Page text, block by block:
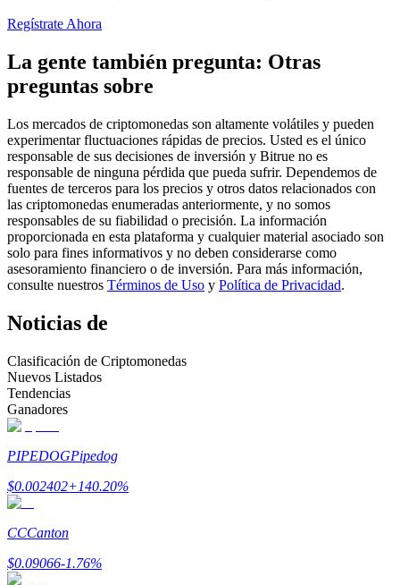
Copiar Trading
Únete a los mejores traders
Conviértete en un Trader de Copia
Disfruta del reparto de beneficios y comisiones de copy trading
Información
Análisis de big data que incluye información comercial, etc.
Regístrate Ahora
La gente también pregunta: Otras
preguntas sobre
Los mercados de criptomonedas son altamente volátiles y pueden
experimentar fluctuaciones rápidas de precios. Usted es el único
responsable de sus decisiones de inversión y Bitrue no es
responsable de ninguna pérdida que pueda sufrir. Dependemos de
fuentes de terceros para los precios y otros datos relacionados con
las criptomonedas enumeradas anteriormente, y no somos
responsables de su fiabilidad o precisión. La información
proporcionada en esta plataforma y cualquier material asociado son
solo para fines informativos y no deben considerarse como
asesoramiento financiero o de inversión. Para más información,
consulte nuestros Términos de Uso y Política de Privacidad.
Noticias de
Clasificación de Criptomonedas
Nuevos Listados
Tendencias
Ganadores
PIPEDOGPipedog
$0.002402+140.20%
CCCanton
$0.09066-1.76%